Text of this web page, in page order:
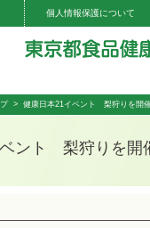
個人情報保護について
> 健康日本21イベント 梨狩りを開催
ント 梨狩りを開